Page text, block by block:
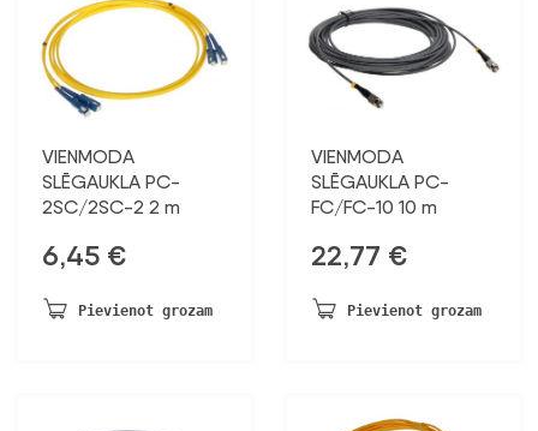
VIENMODA
SLĒGAUKLA PC-
2SC/2SC-2 2 m
6,45 €
Pievienot grozam
VIENMODA
SLĒGAUKLA PC-
FC/FC-10 10 m
22,77 €
Pievienot grozam